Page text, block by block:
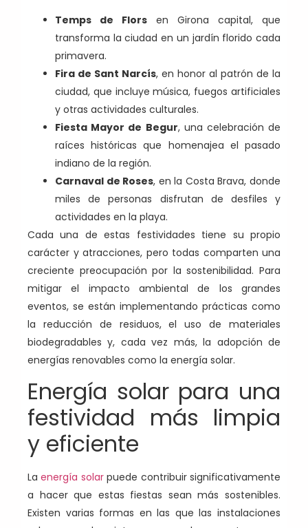
Temps de Flors en Girona capital, que
transforma la ciudad en un jardín florido cada
primavera.
Fira de Sant Narcís, en honor al patrón de la
ciudad, que incluye música, fuegos artificiales
y otras actividades culturales.
Fiesta Mayor de Begur, una celebración de
raíces históricas que homenajea el pasado
indiano de la región.
Carnaval de Roses, en la Costa Brava, donde
miles de personas disfrutan de desfiles y
actividades en la playa.
Cada una de estas festividades tiene su propio
carácter y atracciones, pero todas comparten una
creciente preocupación por la sostenibilidad. Para
mitigar el impacto ambiental de los grandes
eventos, se están implementando prácticas como
la reducción de residuos, el uso de materiales
biodegradables y, cada vez más, la adopción de
energías renovables como la energía solar.
Energía solar para una
festividad más limpia
y eficiente
Laenergía solarpuede contribuir significativamente
a hacer que estas fiestas sean más sostenibles.
Existen varias formas en las que las instalaciones